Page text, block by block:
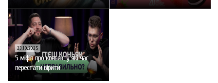
23.10.2025
5 міфів про коньяк, у які час
перестати вірити